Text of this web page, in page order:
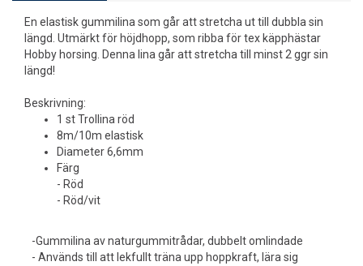
En elastisk gummilina som går att stretcha ut till dubbla sin
längd. Utmärkt för höjdhopp, som ribba för tex käpphästar
Hobby horsing. Denna lina går att stretcha till minst 2 ggr sin
längd!
Beskrivning:
1 st Trollina röd
8m/10m elastisk
Diameter 6,6mm
Färg
- Röd
- Röd/vit
-Gummilina av naturgummitrådar, dubbelt omlindade
- Används till att lekfullt träna upp hoppkraft, lära sig